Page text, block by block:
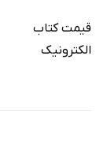
قیمت کتاب
الکترونیک